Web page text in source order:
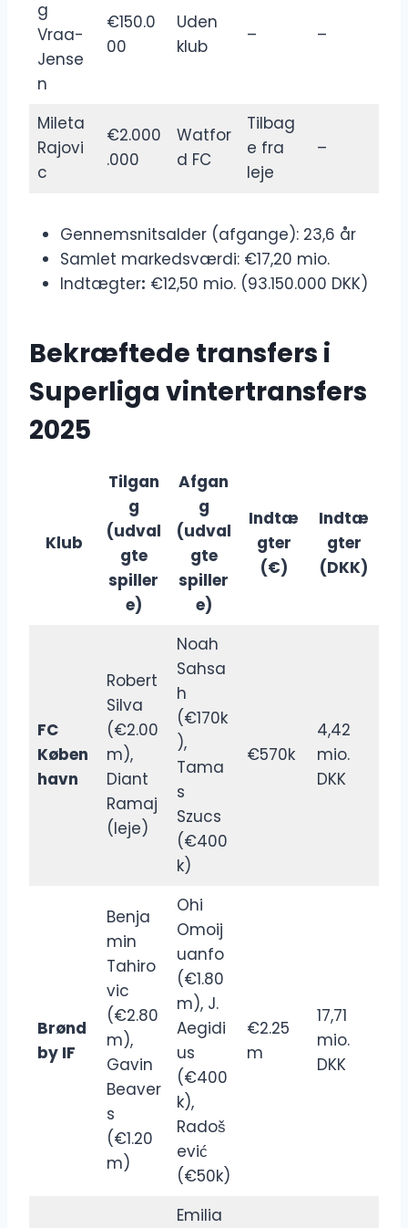
g
Vraa-
Jense
n
€150.0
00
Uden
klub
– –
Mileta
Rajovi
c
€2.000
.000
Watfor
d FC
Tilbag
e fra
leje
–
Gennemsnitsalder (afgange): 23,6 år
Samlet markedsværdi: €17,20 mio.
Indtægter: €12,50 mio. (93.150.000 DKK)
Bekræftede transfers i
Superliga vintertransfers
2025
Klub
Tilgan
g
(udval
gte
spiller
e)
Afgan
g
(udval
gte
spiller
e)
Indtæ
gter
(€)
Indtæ
gter
(DKK)
FC
Køben
havn
Robert
Silva
(€2.00
m),
Diant
Ramaj
(leje)
Noah
Sahsa
h
(€170k
),
Tama
s
Szucs
(€400
k)
€570k
4,42
mio.
DKK
Brønd
by IF
Benja
min
Tahiro
vic
(€2.80
m),
Gavin
Beaver
s
(€1.20
m)
Ohi
Omoij
uanfo
(€1.80
m), J.
Aegidi
us
(€400
k),
Radoš
ević
(€50k)
€2.25
m
17,71
mio.
DKK
Emilia